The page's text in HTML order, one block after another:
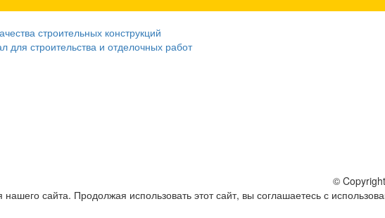
строительных конструкций
для строительства и отделочных работ
©
сайта. Продолжая использовать этот сайт, вы соглашаетесь с